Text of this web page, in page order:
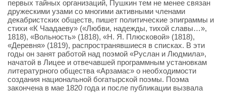
первых тайных организаций, Пушкин тем не менее связан
дружескими узами со многими активными членами
декабристских обществ, пишет политические эпиграммы и
стихи «К Чаадаеву» («Любви, надежды, тихой славы…»,
1818), «Вольность» (1818), «Н. Я. Плюсковой» (1818),
«Деревня» (1819), распространявшиеся в списках. В эти
годы он занят работой над поэмой «Руслан и Людмила»,
начатой в Лицее и отвечавшей программным установкам
литературного общества «Арзамас» о необходимости
создания национальной богатырской поэмы. Поэма
закончена в мае 1820 года и после публикации вызвала